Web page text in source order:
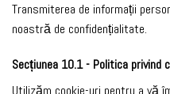
Transmiterea de informații
noastră de confidențialitate.
Secțiunea 10.1 - Politica privind
Utilizăm cookie-uri pentru a vă